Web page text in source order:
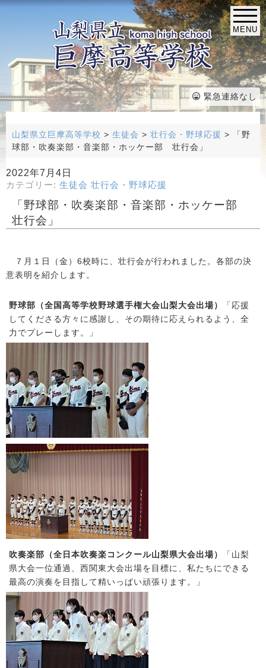
MENU
緊急連絡なし
山梨県立巨摩高等学校 > 生徒会 > 壮行会・野球応援 >
「野
球部・吹奏楽部・音楽部・ホッケー部 壮行会」
2022年7月4日
カテゴリー: 生徒会 壮行会・野球応援
「野球部・吹奏楽部・音楽部・ホッケー部
壮行会」
７月１日（金）6校時に、壮行会が行われました。各部の決
意表明を紹介します。
野球部（全国高等学校野球選手権大会山梨大会出場）
「応援
してくださる方々に感謝し、その期待に応えられるよう、全
力でプレーします。」
吹奏楽部（全日本吹奏楽コンクール山梨県大会出場）
「山梨
県大会一位通過、西関東大会出場を目標に、私たちにできる
最高の演奏を目指して精いっぱい頑張ります。」